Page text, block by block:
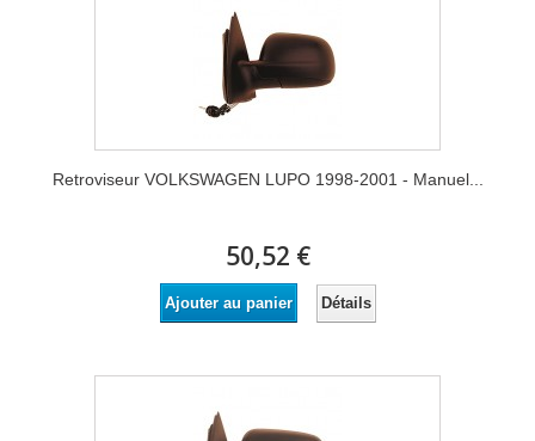
Retroviseur VOLKSWAGEN LUPO 1998-2001 - Manuel...
50,52 €
Ajouter au panier Détails